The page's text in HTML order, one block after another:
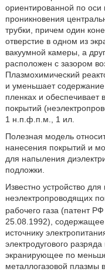
ориентированной по
проникновения
трубки, причем один
отверстие в одном из
вакуумной камеры, а
расположен с зазором
Плазмохимический
и уменьшает
пленках и обеспечивает
покрытий
1 н.п.ф.п.м., 1 ил.
Полезная модель
нанесения покрытий и
для напыления
подложки.
Известно устройство
неэлектропроводящих
рабочего газа (патент РФ
25.08.1992),
источнику
электродугового
экранирующее по
металлогазовой плазмы